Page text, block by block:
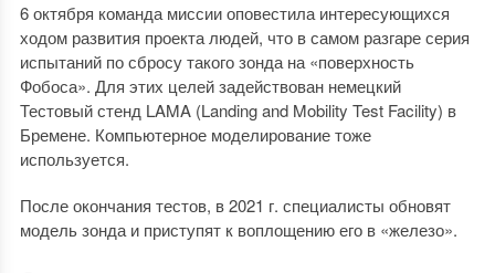
6 октября команда миссии оповестила интересующихся
ходом развития проекта людей, что в самом разгаре серия
испытаний по сбросу такого зонда на «поверхность
Фобоса». Для этих целей задействован немецкий
Тестовый стенд LAMA (Landing and Mobility Test Facility) в
Бремене. Компьютерное моделирование тоже
используется.
После окончания тестов, в 2021 г. специалисты обновят
модель зонда и приступят к воплощению его в «железо».